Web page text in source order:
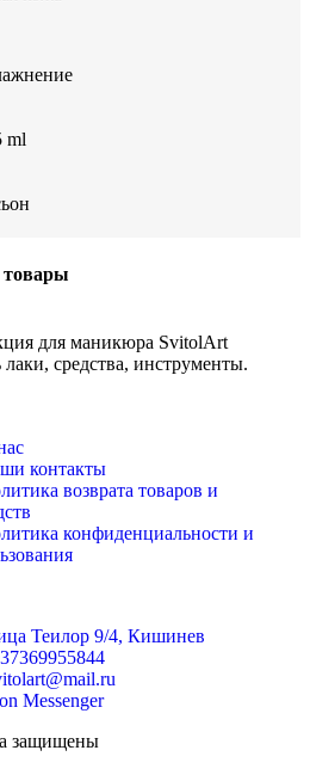
ml
товары
для маникюра SvitolArt
средства, инструменты.
контакты
возврата товаров и
конфиденциальности и
Теилор 9/4, Кишинев
Messenger
защищены